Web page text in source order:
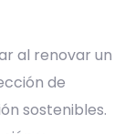
al renovar un
de
sostenibles.